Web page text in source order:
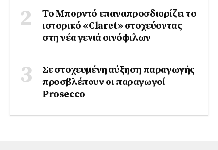
Το Μπορντό επαναπροσδιορίζει το
ιστορικό «Claret» στοχεύοντας
στη νέα γενιά οινόφιλων
Σε στοχευμένη αύξηση παραγωγής
προσβλέπουν οι παραγωγοί
Prosecco